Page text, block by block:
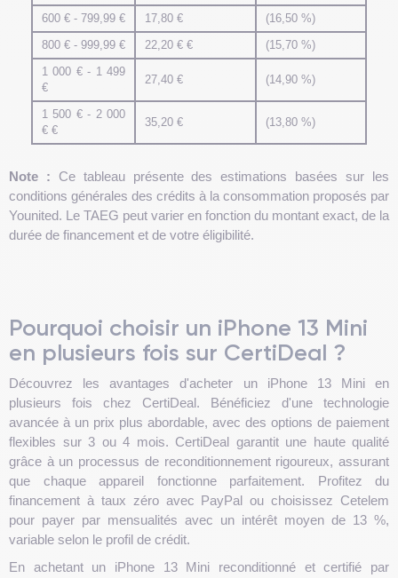
600 € - 799,99 €
17,80 €
(16,50 %)
800 € - 999,99 €
22,20 € €
(15,70 %)
1 000 € - 1 499
€
27,40 € (14,90 %)
1 500 € - 2 000
€ €
35,20 € (13,80 %)
Note : Ce tableau présente des estimations basées sur les
conditions générales des crédits à la consommation proposés par
Younited. Le TAEG peut varier en fonction du montant exact, de la
durée de financement et de votre éligibilité.
Pourquoi choisir un iPhone 13 Mini
en plusieurs fois sur CertiDeal ?
Découvrez les avantages d'acheter un iPhone 13 Mini en
plusieurs fois chez CertiDeal. Bénéficiez d'une technologie
avancée à un prix plus abordable, avec des options de paiement
flexibles sur 3 ou 4 mois. CertiDeal garantit une haute qualité
grâce à un processus de reconditionnement rigoureux, assurant
que chaque appareil fonctionne parfaitement. Profitez du
financement à taux zéro avec PayPal ou choisissez Cetelem
pour payer par mensualités avec un intérêt moyen de 13 %,
variable selon le profil de crédit.
En achetant un iPhone 13 Mini reconditionné et certifié par